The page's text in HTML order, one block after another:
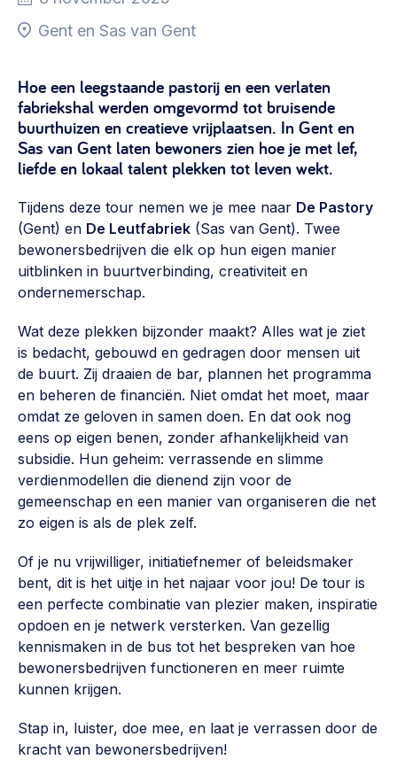
Vrijwilligers en medewerkers
Werving, contracten en vergoedingen, betaalde krachten
Eigen gebouw
Huren of kopen, maatschappelijk vastgoed,
ontmoetingsplekken >
Sociaal ondernemen
Bewonersbedrijf starten, ondernemingsplan maken >
Buurtbewoners verbinden
Community building en ABCD, welkomstcultuur >
Zorgzame gemeenschappen
Betrokken buurten, contact stimuleren, netwerken
uitbreiden >
Wijkaanpak
Werken aan de wijk, ABCD, WijkWijzer >
Weerbare gemeenschappen
Voorbereiden op crisis, noodsteunpunten,
Buurtenergie
Energiecollectieven, buurt vergroenen, SDG >
Meebeslissen
Uitdaagrecht, gemeenschapsfondsen, lokale democratie >
Samenwerken en lokale politiek
Lobbyen, invloed uitoefenen, maatschappelijke impact >
Omgevingswet en gebiedsontwikkeling
invoering omgevingswet, participatie,
Opinie
Team
Lid worden
Vraag stellen
030 231 7511
info@lsabewoners.nl
Gent en Sas van Gent
Hoe een leegstaande pastorij en een verlaten
fabriekshal werden omgevormd tot bruisende
buurthuizen en creatieve vrijplaatsen. In Gent en
Sas van Gent laten bewoners zien hoe je met lef,
liefde en lokaal talent plekken tot leven wekt.
Tijdens deze tour nemen we je mee naar De Pastory
(Gent) en De Leutfabriek (Sas van Gent). Twee
bewonersbedrijven die elk op hun eigen manier
uitblinken in buurtverbinding, creativiteit en
ondernemerschap.
Wat deze plekken bijzonder maakt? Alles wat je ziet
is bedacht, gebouwd en gedragen door mensen uit
de buurt. Zij draaien de bar, plannen het programma
en beheren de financiën. Niet omdat het moet, maar
omdat ze geloven in samen doen. En dat ook nog
eens op eigen benen, zonder afhankelijkheid van
subsidie. Hun geheim: verrassende en slimme
verdienmodellen die dienend zijn voor de
gemeenschap en een manier van organiseren die net
zo eigen is als de plek zelf.
Of je nu vrijwilliger, initiatiefnemer of beleidsmaker
bent, dit is het uitje in het najaar voor jou! De tour is
een perfecte combinatie van plezier maken, inspiratie
opdoen en je netwerk versterken. Van gezellig
kennismaken in de bus tot het bespreken van hoe
bewonersbedrijven functioneren en meer ruimte
kunnen krijgen.
Stap in, luister, doe mee, en laat je verrassen door de
kracht van bewonersbedrijven!